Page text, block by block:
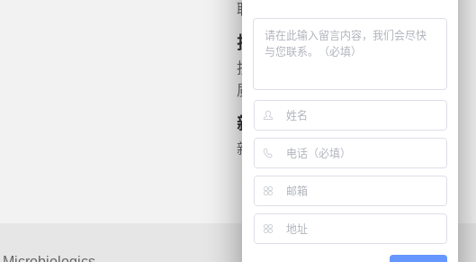
联系我们
技术支持
技术文档
质检报告
新闻资讯
新闻动态
遗传毒理
药敏检测